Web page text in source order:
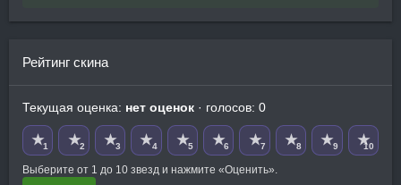
Рейтинг скина
Текущая оценка: нет оценок · голосов: 0
★1 ★2 ★3 ★4 ★5 ★6 ★7 ★8 ★9 ★10
Выберите от 1 до 10 звезд и нажмите «Оценить».